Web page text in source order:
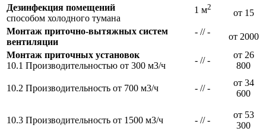
Дезинфекция помещений
способом холодного тумана
1 м2
от 15
Монтаж приточно-вытяжных систем
вентиляции
- // -
от 2000
Монтаж приточных установок
10.1 Производительностью от 300 м3/ч
- // -
от 26
800
10.2 Производительность от 700 м3/ч - // -
от 34
600
10.3 Производительность от 1500 м3/ч - // -
от 53
300